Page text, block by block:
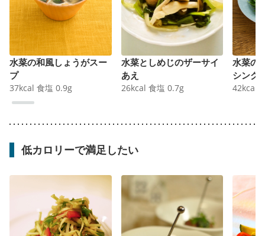
水菜の和風しょうがスー
プ
37kcal 食塩 0.9g
水菜としめじのザーサイ
あえ
26kcal 食塩 0.7g
水菜の
シング
42kcal
低カロリーで満足したい